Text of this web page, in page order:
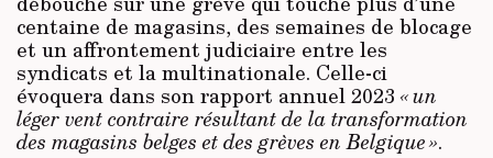
centaine de magasins, des semaines de blocage
et un affrontement judiciaire entre les
syndicats et la multinationale. Celle-ci
évoquera dans son rapport annuel 2023 « un
léger vent contraire résultant de la transformation
des magasins belges et des grèves en Belgique ».